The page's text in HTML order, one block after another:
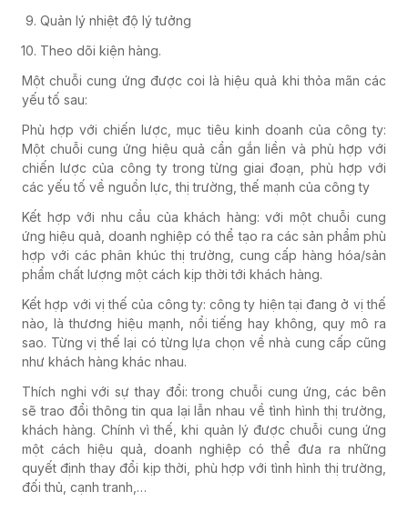
Quản lý nhiệt độ lý tưởng
Theo dõi kiện hàng.
Một chuỗi cung ứng được coi là hiệu quả khi thỏa mãn các
yếu tố sau:
Phù hợp với chiến lược, mục tiêu kinh doanh của công ty:
Một chuỗi cung ứng hiệu quả cần gắn liền và phù hợp với
chiến lược của công ty trong từng giai đoạn, phù hợp với
các yếu tố về nguồn lực, thị trường, thế mạnh của công ty
Kết hợp với nhu cầu của khách hàng: với một chuỗi cung
ứng hiệu quả, doanh nghiệp có thể tạo ra các sản phẩm phù
hợp với các phân khúc thị trường, cung cấp hàng hóa/sản
phẩm chất lượng một cách kịp thời tới khách hàng.
Kết hợp với vị thế của công ty: công ty hiện tại đang ở vị thế
nào, là thương hiệu mạnh, nổi tiếng hay không, quy mô ra
sao. Từng vị thế lại có từng lựa chọn về nhà cung cấp cũng
như khách hàng khác nhau.
Thích nghi với sự thay đổi: trong chuỗi cung ứng, các bên
sẽ trao đổi thông tin qua lại lẫn nhau về tình hình thị trường,
khách hàng. Chính vì thế, khi quản lý được chuỗi cung ứng
một cách hiệu quả, doanh nghiệp có thể đưa ra những
quyết định thay đổi kịp thời, phù hợp với tình hình thị trường,
đối thủ, cạnh tranh,…